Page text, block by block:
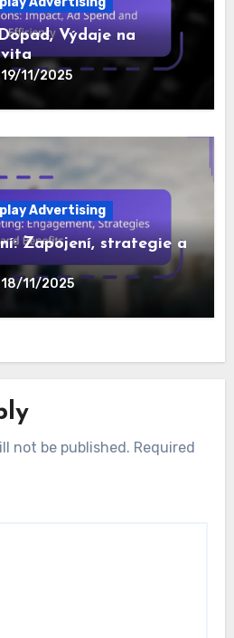
02/12/2025
Výdaje na
19/11/2025
Zapojení, strategie a
18/11/2025